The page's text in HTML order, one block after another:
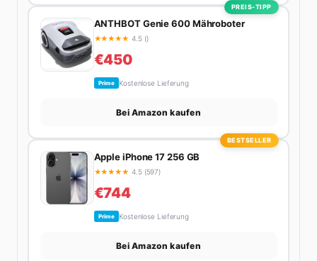
PREIS-TIPP
ANTHBOT Genie 600 Mähroboter
★★★★★ 4.5 ()
€450
Prime Kostenlose Lieferung
Bei Amazon kaufen
BESTSELLER
Apple iPhone 17 256 GB
★★★★★ 4.5 (597)
€744
Prime Kostenlose Lieferung
Bei Amazon kaufen